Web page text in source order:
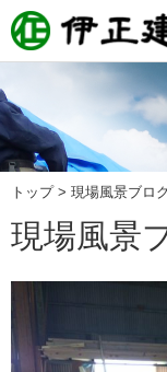
トップ> 現場風景ブロ
現場風景